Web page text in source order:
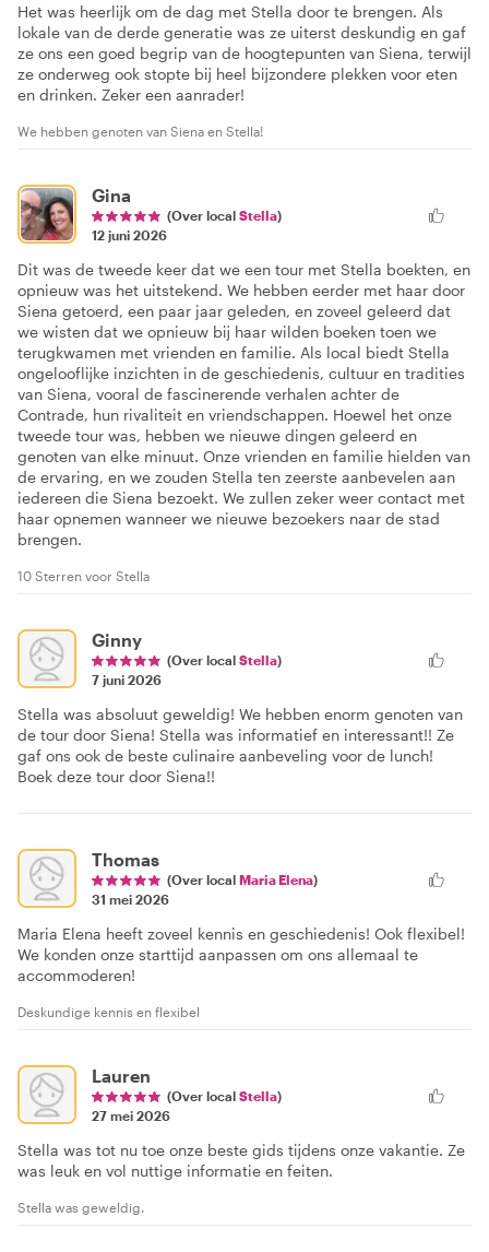
Het was heerlijk om de dag met Stella door te brengen. Als
lokale van de derde generatie was ze uiterst deskundig en gaf
ze ons een goed begrip van de hoogtepunten van Siena, terwijl
ze onderweg ook stopte bij heel bijzondere plekken voor eten
en drinken. Zeker een aanrader!
We hebben genoten van Siena en Stella!
Gina
(Over local Stella)
12 juni 2026
Dit was de tweede keer dat we een tour met Stella boekten, en
opnieuw was het uitstekend. We hebben eerder met haar door
Siena getoerd, een paar jaar geleden, en zoveel geleerd dat
we wisten dat we opnieuw bij haar wilden boeken toen we
terugkwamen met vrienden en familie. Als local biedt Stella
ongelooflijke inzichten in de geschiedenis, cultuur en tradities
van Siena, vooral de fascinerende verhalen achter de
Contrade, hun rivaliteit en vriendschappen. Hoewel het onze
tweede tour was, hebben we nieuwe dingen geleerd en
genoten van elke minuut. Onze vrienden en familie hielden van
de ervaring, en we zouden Stella ten zeerste aanbevelen aan
iedereen die Siena bezoekt. We zullen zeker weer contact met
haar opnemen wanneer we nieuwe bezoekers naar de stad
brengen.
10 Sterren voor Stella
Ginny
(Over local Stella)
7 juni 2026
Stella was absoluut geweldig! We hebben enorm genoten van
de tour door Siena! Stella was informatief en interessant!! Ze
gaf ons ook de beste culinaire aanbeveling voor de lunch!
Boek deze tour door Siena!!
Thomas
(Over local Maria Elena)
31 mei 2026
Maria Elena heeft zoveel kennis en geschiedenis! Ook flexibel!
We konden onze starttijd aanpassen om ons allemaal te
accommoderen!
Deskundige kennis en flexibel
Lauren
(Over local Stella)
27 mei 2026
Stella was tot nu toe onze beste gids tijdens onze vakantie. Ze
was leuk en vol nuttige informatie en feiten.
Stella was geweldig.